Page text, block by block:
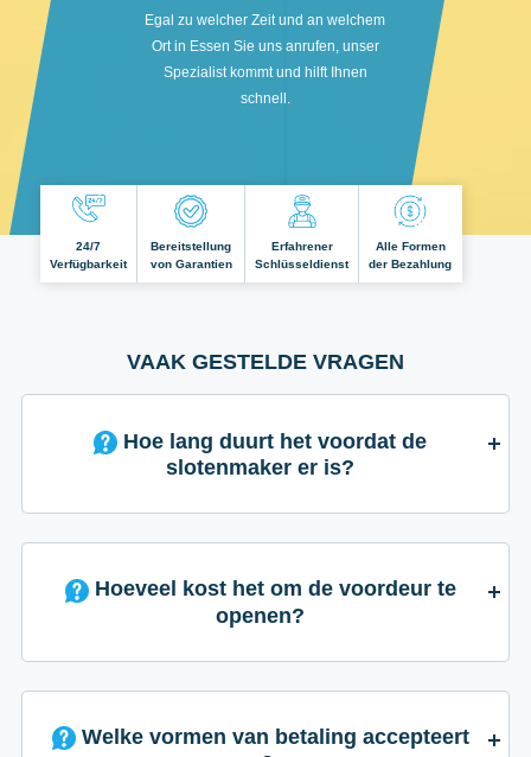
Egal zu welcher Zeit und an welchem
Ort in Essen Sie uns anrufen, unser
Spezialist kommt und hilft Ihnen
schnell.
24/7
Verfügbarkeit
Bereitstellung
von Garantien
Erfahrener
Schlüsseldienst
Alle Formen
der Bezahlung
VAAK GESTELDE VRAGEN
slotenmaker er is?
Hoeveel kost het om de voordeur te
openen?
Welke vormen van betaling accepteert